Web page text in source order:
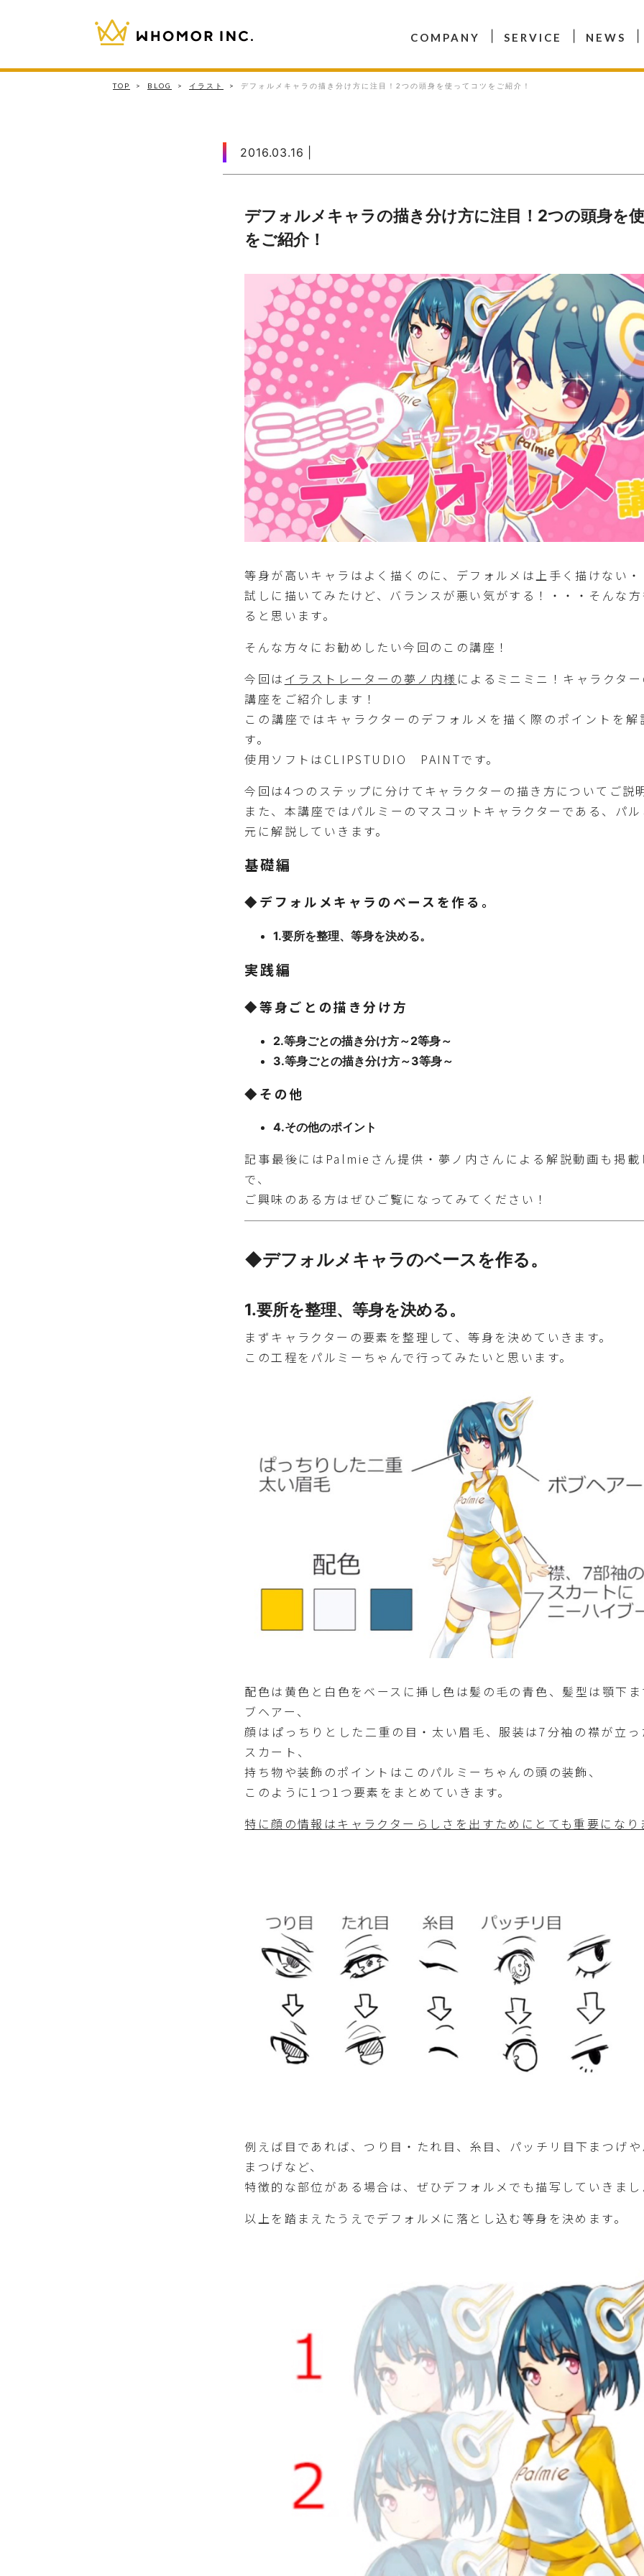
COMPANY SERVICE NEWS
TOP > BLOG > イラスト > デフォルメキャラの描き分け方に注目！2つの頭身を使ってコツをご紹介！
2016.03.16 |
デフォルメキャラの描き分け方に注目！2つの頭身を
をご紹介！
等身が高いキャラはよく描くのに、デフォルメは上手く描けない・
試しに描いてみたけど、バランスが悪い気がする！・・・そんな方
ると思います。
そんな方々にお勧めしたい今回のこの講座！
今回は イラストレーターの夢ノ内様 によるミニミニ！キャラクタ
講座をご紹介します！
この講座ではキャラクターのデフォルメを描く際のポイントを解
す。
使用ソフトはCLIPSTUDIO PAINTです。
今回は4つのステップに分けてキャラクターの描き方についてご説明
また、本講座ではパルミーのマスコットキャラクターである、パ
元に解説していきます。
基礎編
◆デフォルメキャラのベースを作る。
1.要所を整理、等身を決める。
実践編
◆等身ごとの描き分け方
2.等身ごとの描き分け方～2等身～
3.等身ごとの描き分け方～3等身～
◆その他
4.その他のポイント
記事最後にはPalmieさん提供・夢ノ内さんによる解説動画も掲載
で、
ご興味のある方はぜひご覧になってみてください！
◆デフォルメキャラのベースを作る。
1.要所を整理、等身を決める。
まずキャラクターの要素を整理して、等身を決めていきます。
この工程をパルミーちゃんで行ってみたいと思います。
配色は黄色と白色をベースに挿し色は髪の毛の青色、髪型は顎下
ブヘアー、
顔はぱっちりとした二重の目・太い眉毛、服装は7分袖の襟が立っ
スカート、
持ち物や装飾のポイントはこのパルミーちゃんの頭の装飾、
このように1つ1つ要素をまとめていきます。
特に顔の情報はキャラクターらしさを出すためにとても重要になり
例えば目であれば、つり目・たれ目、糸目、パッチリ目下まつげ
まつげなど、
特徴的な部位がある場合は、ぜひデフォルメでも描写していきまし
以上を踏まえたうえでデフォルメに落とし込む等身を決めます。